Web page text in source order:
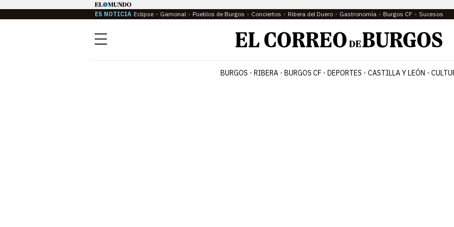
ES NOTICIA Eclipse Gamonal Pueblos de Burgos Conciertos Ribera del Duero Gastronomía Burgos CF Sucesos
Menú
BURGOS RIBERA BURGOS CF DEPORTES CASTILLA Y LEÓN